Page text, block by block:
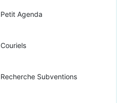
Petit Agenda
Couriels
Recherche Subventions